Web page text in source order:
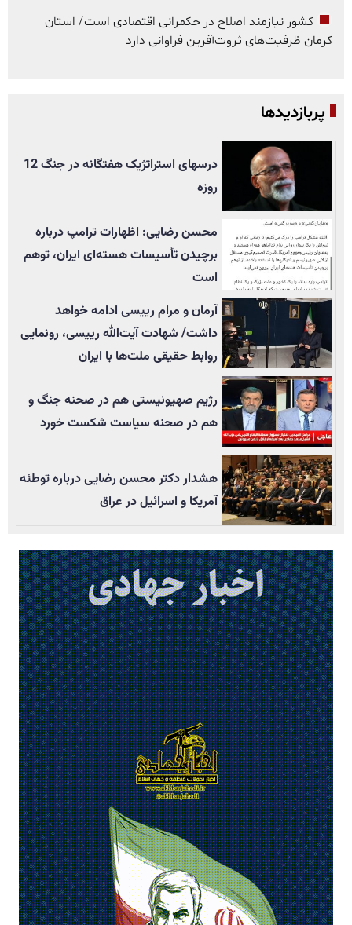
کشور نیازمند اصلاح در حکمرانی اقتصادی است/ استان
کرمان ظرفیت‌های ثروت‌آفرین فراوانی دارد
پربازدیدها
درسهای استراتژیک هفتگانه در جنگ 12
روزه
محسن رضایی: اظهارات ترامپ درباره
برچیدن تأسيسات هسته‌ای ایران، توهم
است
آرمان و مرام رییسی ادامه خواهد
داشت/ شهادت آیت‌الله رییسی، رونمایی
روابط حقیقی ملت‌ها با ایران
رژیم صهیونیستی هم در صحنه جنگ و
هم در صحنه سیاست شکست خورد
هشدار دکتر محسن رضایی درباره توطئه
آمریکا و اسرائیل در عراق